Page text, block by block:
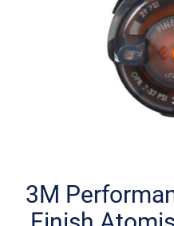
beginning
3M